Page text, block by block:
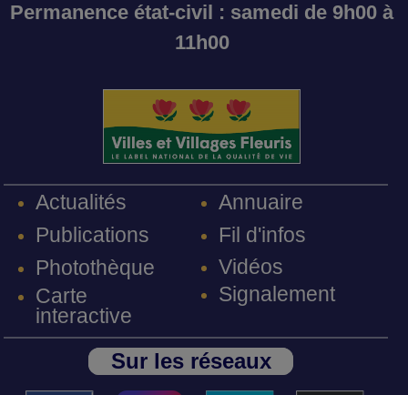
Permanence état-civil : samedi de 9h00 à
11h00
Actualités
Publications
Photothèque
Carte
interactive
Annuaire
Fil d'infos
Vidéos
Signalement
Sur les réseaux